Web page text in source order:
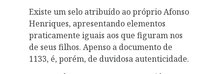
Existe um selo atribuído ao próprio Afonso
Henriques, apresentando elementos
praticamente iguais aos que figuram nos
de seus filhos. Apenso a documento de
1133, é, porém, de duvidosa autenticidade.